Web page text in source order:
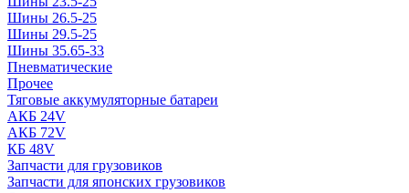
Шины 26.5-25
Шины 29.5-25
Шины 35.65-33
Пневматические
Прочее
Тяговые аккумуляторные батареи
АКБ 24V
АКБ 72V
КБ 48V
Запчасти для грузовиков
Запчасти для японских грузовиков